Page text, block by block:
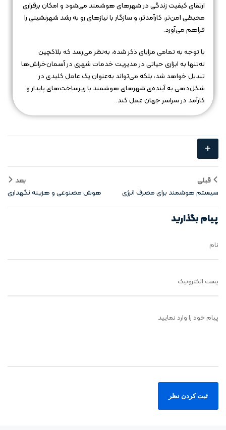
ارتقای کیفیت زندگی در شهرهای هوشمند می‌شود و امکان برقراری
محیطی امن‌تر، کارآمدتر، و سازگار با نیازهای رو به رشد شهرنشینی را
فراهم می‌آورد.
با توجه به تمامی مزایای ذکر شده، به‌نظر می‌رسد که بلاکچین
نه‌تنها به ابزاری حیاتی در مدیریت خدمات شهری در آسمان‌خراش‌ها
تبدیل خواهد شد، بلکه می‌تواند به‌عنوان یک عامل کلیدی در
شکل‌دهی به آینده‌ی شهرهای هوشمند با زیرساخت‌های پایدار و
کارآمد در سراسر جهان عمل کند.
+
قبلی
سیستم‌ هوشمند برای مصرف انرژی
شهری
بعد
هوش مصنوعی و هزینه‌ نگهداری
برج ها
پیام بگذارید
نام
پست الکترونیک
پیام خود را وارد نمایید